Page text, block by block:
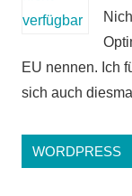
EU nennen. Ich
sich auch
WORDPRESS